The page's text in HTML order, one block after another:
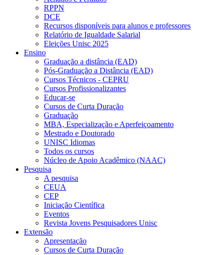
RPPN
DCE
Recursos disponíveis para alunos e professores
Relatório de Igualdade Salarial
Eleições Unisc 2025
Ensino
Graduação a distância (EAD)
Pós-Graduação a Distância (EAD)
Cursos Técnicos - CEPRU
Cursos Profissionalizantes
Educar-se
Cursos de Curta Duração
Graduação
MBA, Especialização e Aperfeiçoamento
Mestrado e Doutorado
UNISC Idiomas
Todos os cursos
Núcleo de Apoio Acadêmico (NAAC)
Pesquisa
A pesquisa
CEUA
CEP
Iniciação Científica
Eventos
Revista Jovens Pesquisadores Unisc
Extensão
Apresentação
Cursos de Curta Duração